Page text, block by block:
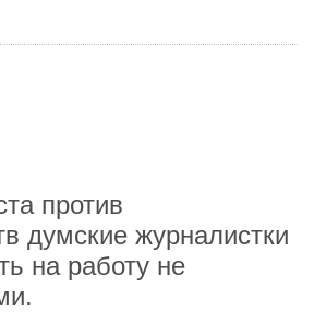
против
думские журналистки
на работу не